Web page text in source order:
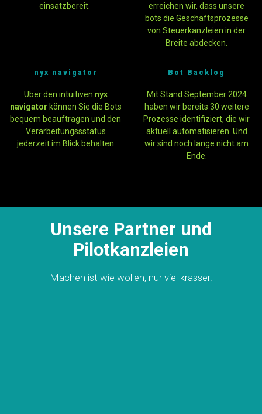
einsatzbereit.
erreichen wir, dass unsere
bots die Geschäftsprozesse
von Steuerkanzleien in der
Breite abdecken.
nyx navigator
Über den intuitiven nyx
navigator können Sie die Bots
bequem beauftragen und den
Verarbeitungssstatus
jederzeit im Blick behalten
Bot Backlog
Mit Stand September 2024
haben wir bereits 30 weitere
Prozesse identifiziert, die wir
aktuell automatisieren. Und
wir sind noch lange nicht am
Ende.
Unsere Partner und
Pilotkanzleien
Machen ist wie wollen, nur viel krasser.